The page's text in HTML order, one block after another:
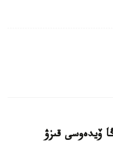
ۆيدەوسى قىزۋ